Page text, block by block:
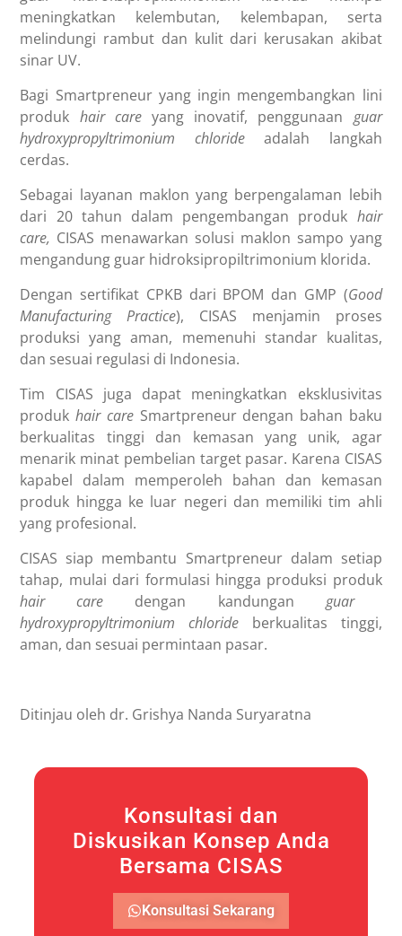
meningkatkan kelembutan, kelembapan, serta
melindungi rambut dan kulit dari kerusakan akibat
sinar UV.
Bagi Smartpreneur yang ingin mengembangkan lini
produk hair care yang inovatif, penggunaan guar
hydroxypropyltrimonium chlorideadalah langkah
cerdas.
Sebagai layanan maklon yang berpengalaman lebih
dari 20 tahun dalam pengembangan produk hair
care, CISAS menawarkan solusi maklon sampo yang
mengandung guar hidroksipropiltrimonium klorida.
Dengan sertifikat CPKB dari BPOM dan GMP (Good
Manufacturing Practice), CISAS menjamin proses
produksi yang aman, memenuhi standar kualitas,
dan sesuai regulasi di Indonesia.
Tim CISAS juga dapat meningkatkan eksklusivitas
produkhair careSmartpreneur dengan bahan baku
berkualitas tinggi dan kemasan yang unik, agar
menarik minat pembelian target pasar. Karena CISAS
kapabel dalam memperoleh bahan dan kemasan
produk hingga ke luar negeri dan memiliki tim ahli
yang profesional.
CISAS siap membantu Smartpreneur dalam setiap
tahap, mulai dari formulasi hingga produksi produk
hair care dengan kandungan guar
hydroxypropyltrimonium chloride berkualitas tinggi,
aman, dan sesuai permintaan pasar.
Ditinjau oleh dr. Grishya Nanda Suryaratna
Konsultasi dan
Diskusikan Konsep Anda
Bersama CISAS
Konsultasi Sekarang